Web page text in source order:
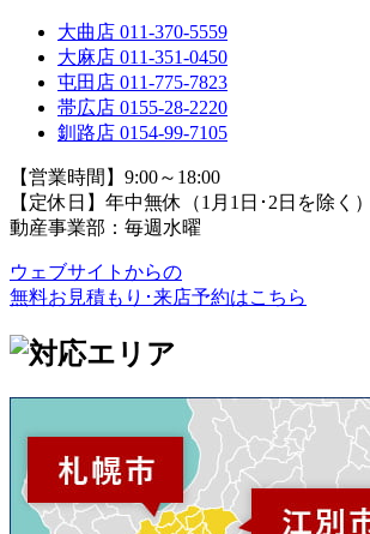
大曲店 011-370-5559
大麻店 011-351-0450
屯田店 011-775-7823
帯広店 0155-28-2220
釧路店 0154-99-7105
【営業時間】9:00～18:00
【定休日】年中無休（1月1日･2日を除く）
動産事業部：毎週水曜
ウェブサイトからの
無料お見積もり･来店予約はこちら